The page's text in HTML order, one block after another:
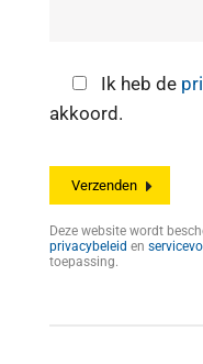
Ik heb de
akkoord.
Deze website wordt
privacybeleid en
toepassing.